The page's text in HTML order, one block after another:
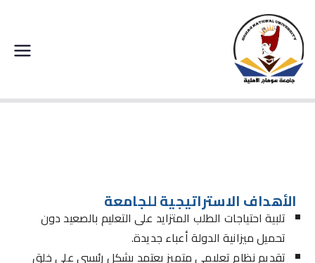
الأهداف
الأهداف الاستراتيجية للجامعة
تلبية احتياجات الطلب المتزايد على التعليم بالصعيد دون
تحميل ميزانية الدولة أعباء جديدة.
تقديم نظام تعليمي متميز يعتمد بشكل رئيسي على خلق